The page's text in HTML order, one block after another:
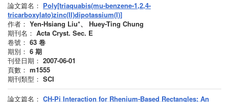
論文篇名： Poly[triaquabis(mu-benzene-1,2,4-
tricarboxylato)zinc(II)dipotassium(I)]
作者： Yen-Hsiang Liu*、 Huey-Ting Chung
期刊名： Acta Cryst. Sec. E
卷號： 63 卷
期別： 6 期
刊登日期： 2007-06-01
頁數： m1555
期刊類型： SCI
論文篇名： CH-Pi Interaction for Rhenium-Based Rectangles: An